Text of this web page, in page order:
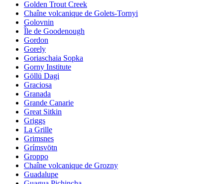
Golden Trout Creek
Chaîne volcanique de Golets-Tornyi
Golovnin
Île de Goodenough
Gordon
Gorely
Goriaschaia Sopka
Gorny Institute
Göllü Dagi
Graciosa
Granada
Grande Canarie
Great Sitkin
Griggs
La Grille
Grimsnes
Grímsvötn
Groppo
Chaîne volcanique de Grozny
Guadalupe